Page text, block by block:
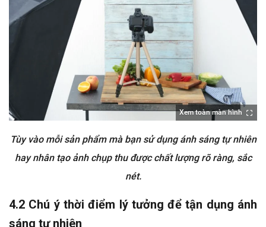
Xem toàn màn hình
Tùy vào mỗi sản phẩm mà bạn sử dụng ánh sáng tự nhiên
hay nhân tạo ảnh chụp thu được chất lượng rõ ràng, sắc
nét.
4.2 Chú ý thời điểm lý tưởng để tận dụng ánh
sáng tự nhiên